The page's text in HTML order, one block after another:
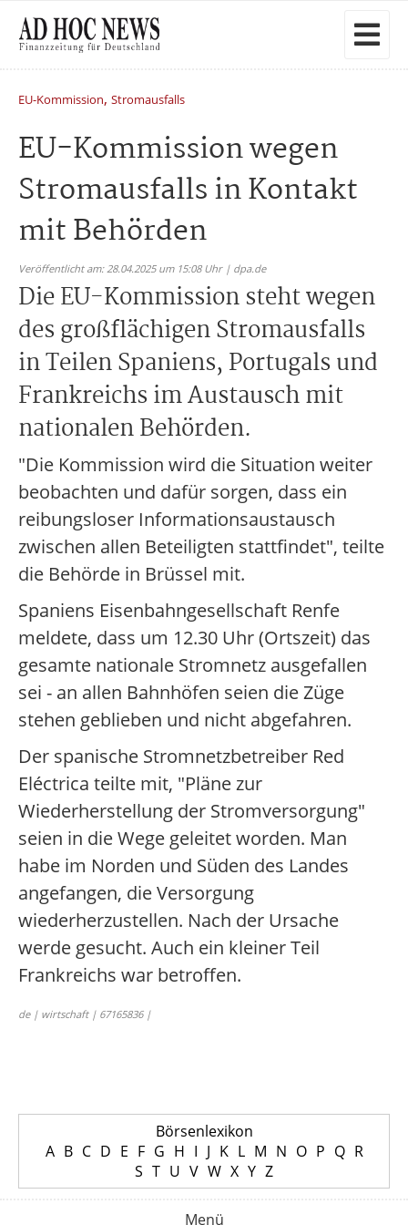
EU-Kommission, Stromausfalls
EU-Kommission wegen
Stromausfalls in Kontakt
mit Behörden
Veröffentlicht am: 28.04.2025 um 15:08 Uhr | dpa.de
Die EU-Kommission steht wegen
des großflächigen Stromausfalls
in Teilen Spaniens, Portugals und
Frankreichs im Austausch mit
nationalen Behörden.
"Die Kommission wird die Situation weiter
beobachten und dafür sorgen, dass ein
reibungsloser Informationsaustausch
zwischen allen Beteiligten stattfindet", teilte
die Behörde in Brüssel mit.
Spaniens Eisenbahngesellschaft Renfe
meldete, dass um 12.30 Uhr (Ortszeit) das
gesamte nationale Stromnetz ausgefallen
sei - an allen Bahnhöfen seien die Züge
stehen geblieben und nicht abgefahren.
Der spanische Stromnetzbetreiber Red
Eléctrica teilte mit, "Pläne zur
Wiederherstellung der Stromversorgung"
seien in die Wege geleitet worden. Man
habe im Norden und Süden des Landes
angefangen, die Versorgung
wiederherzustellen. Nach der Ursache
werde gesucht. Auch ein kleiner Teil
Frankreichs war betroffen.
de | wirtschaft | 67165836 |
Börsenlexikon
A B C D E F G H I J K L M N O P Q R
S T U V W X Y Z
Menü